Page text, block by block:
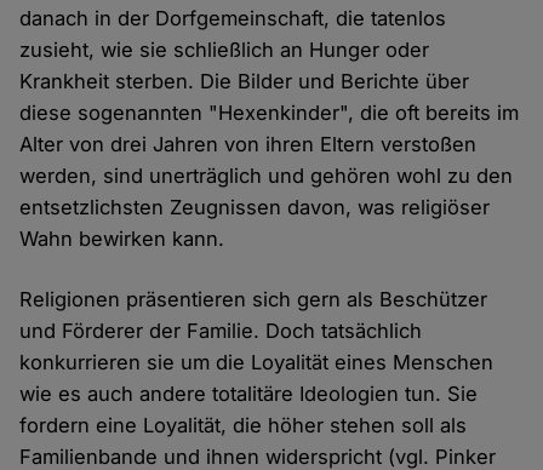
danach in der Dorfgemeinschaft, die tatenlos
zusieht, wie sie schließlich an Hunger oder
Krankheit sterben. Die Bilder und Berichte über
diese sogenannten "Hexenkinder", die oft bereits im
Alter von drei Jahren von ihren Eltern verstoßen
werden, sind unerträglich und gehören wohl zu den
entsetzlichsten Zeugnissen davon, was religiöser
Wahn bewirken kann.
Religionen präsentieren sich gern als Beschützer
und Förderer der Familie. Doch tatsächlich
konkurrieren sie um die Loyalität eines Menschen
wie es auch andere totalitäre Ideologien tun. Sie
fordern eine Loyalität, die höher stehen soll als
Familienbande und ihnen widerspricht (vgl. Pinker